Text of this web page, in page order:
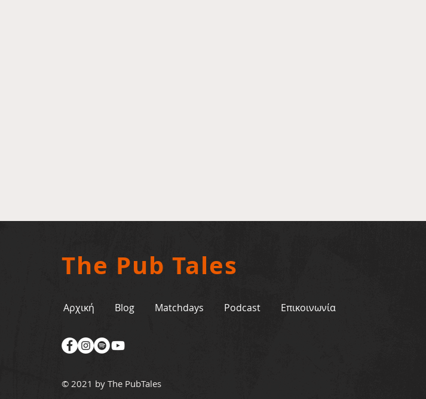
The Pub Tales
Αρχική Blog Matchdays Podcast Επικοινωνία
© 2021 by The PubTales